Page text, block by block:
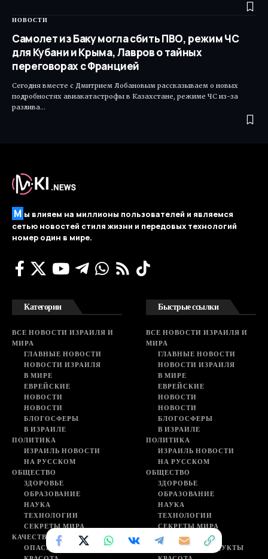
НОВОСТИ
Самолет из Баку могла сбить ПВО, режим ЧС
для Кубани и Крыма, Лавров о тайных
переговорах с Францией
Сегодня вместе с Дмитрием Лобановым рассказываем о новых
подробностях авиакатастрофы в Казахстане, режиме ЧС из-за
разлива…
М ы влияем на миллионы пользователей и являемся
сетью новостей стиля жизни и передовых технологий
номер один в мире.
Категории
ВСЕ НОВОСТИ ИЗРАИЛЯ И
МИРА
ГЛАВНЫЕ НОВОСТИ
НОВОСТИ ИЗРАИЛЯ
В МИРЕ
ЕВРЕЙСКИЕ
НОВОСТИ
НОВОСТИ
БЛОГОСФЕРЫ
В ИЗРАИЛЕ
ПОЛИТИКА
ИЗРАИЛЬ НОВОСТИ
НА РУССКОМ
ОБЩЕСТВО
ЗДОРОВЬЕ
ОБРАЗОВАНИЕ
НАУКА
ТЕХНОЛОГИИ
СЕКРЕТЫ МИРА
КАЧЕСТВО ЖИЗНИ
ОПАСНЫЕ ПРОДУКТЫ
Быстрые ссылки
ВСЕ НОВОСТИ ИЗРАИЛЯ И
МИРА
ГЛАВНЫЕ НОВОСТИ
НОВОСТИ ИЗРАИЛЯ
В МИРЕ
ЕВРЕЙСКИЕ
НОВОСТИ
НОВОСТИ
БЛОГОСФЕРЫ
В ИЗРАИЛЕ
ПОЛИТИКА
ИЗРАИЛЬ НОВОСТИ
НА РУССКОМ
ОБЩЕСТВО
ЗДОРОВЬЕ
ОБРАЗОВАНИЕ
НАУКА
ТЕХНОЛОГИИ
СЕКРЕТЫ МИРА
КАЧЕСТВО ЖИЗНИ
ОПАСНЫЕ ПРОДУКТЫ